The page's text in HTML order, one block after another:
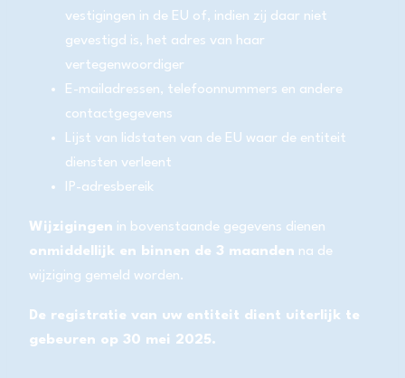
vestigingen in de EU of, indien zij daar niet
gevestigd is, het adres van haar
vertegenwoordiger
E-mailadressen, telefoonnummers en andere
contactgegevens
Lijst van lidstaten van de EU waar de entiteit
diensten verleent
IP-adresbereik
Wijzigingen in bovenstaande gegevens dienen
onmiddellijk en binnen de 3 maanden na de
wijziging gemeld worden.
De registratie van uw entiteit dient uiterlijk te
gebeuren op 30 mei 2025.